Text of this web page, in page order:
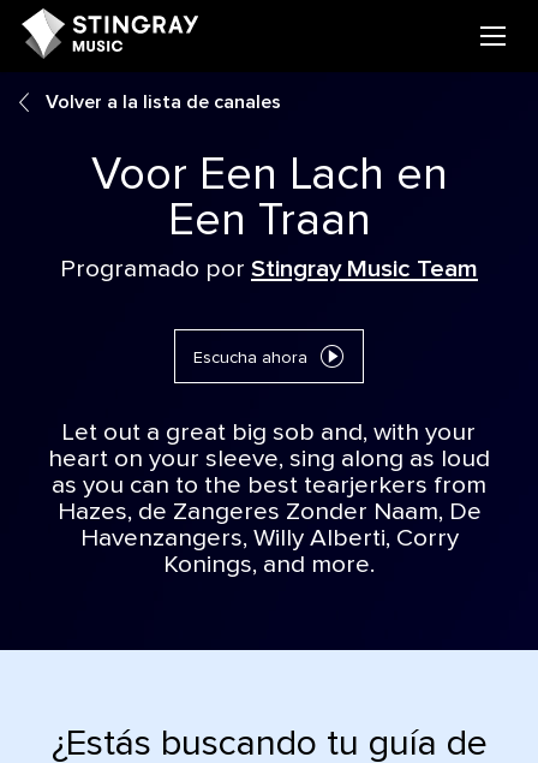
Volver a la lista de canales
Voor Een Lach en
Een Traan
Programado por Stingray Music Team
Escucha ahora
Let out a great big sob and, with your
heart on your sleeve, sing along as loud
as you can to the best tearjerkers from
Hazes, de Zangeres Zonder Naam, De
Havenzangers, Willy Alberti, Corry
Konings, and more.
¿Estás buscando tu guía de